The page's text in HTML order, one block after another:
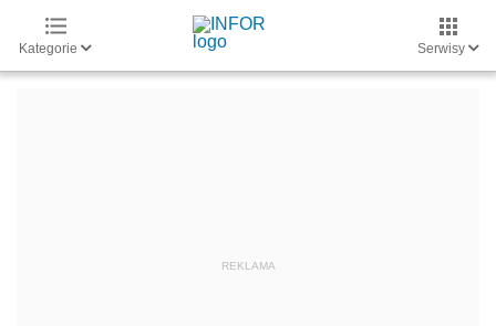
Kategorie Serwisy